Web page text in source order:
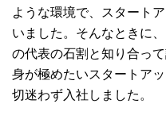
ような環境で、スタート
いました。そんなときに
の代表の石割と知り合っ
身が極めたいスタートア
切迷わず入社しました。